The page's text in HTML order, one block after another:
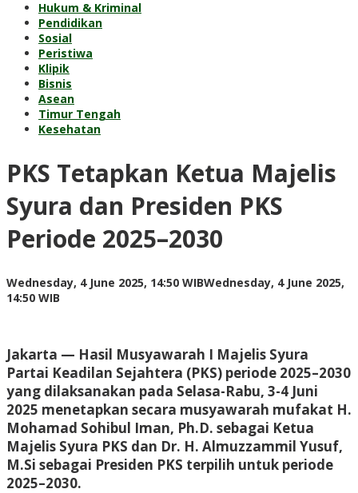
Hukum & Kriminal
Pendidikan
Sosial
Peristiwa
Klipik
Bisnis
Asean
Timur Tengah
Kesehatan
PKS Tetapkan Ketua Majelis
Syura dan Presiden PKS
Periode 2025–2030
Wednesday, 4 June 2025, 14:50 WIBWednesday, 4 June 2025,
14:50 WIB
Jakarta — Hasil Musyawarah I Majelis Syura
Partai Keadilan Sejahtera (PKS) periode 2025–2030
yang dilaksanakan pada Selasa-Rabu, 3-4 Juni
2025 menetapkan secara musyawarah mufakat H.
Mohamad Sohibul Iman, Ph.D. sebagai Ketua
Majelis Syura PKS dan Dr. H. Almuzzammil Yusuf,
M.Si sebagai Presiden PKS terpilih untuk periode
2025–2030.